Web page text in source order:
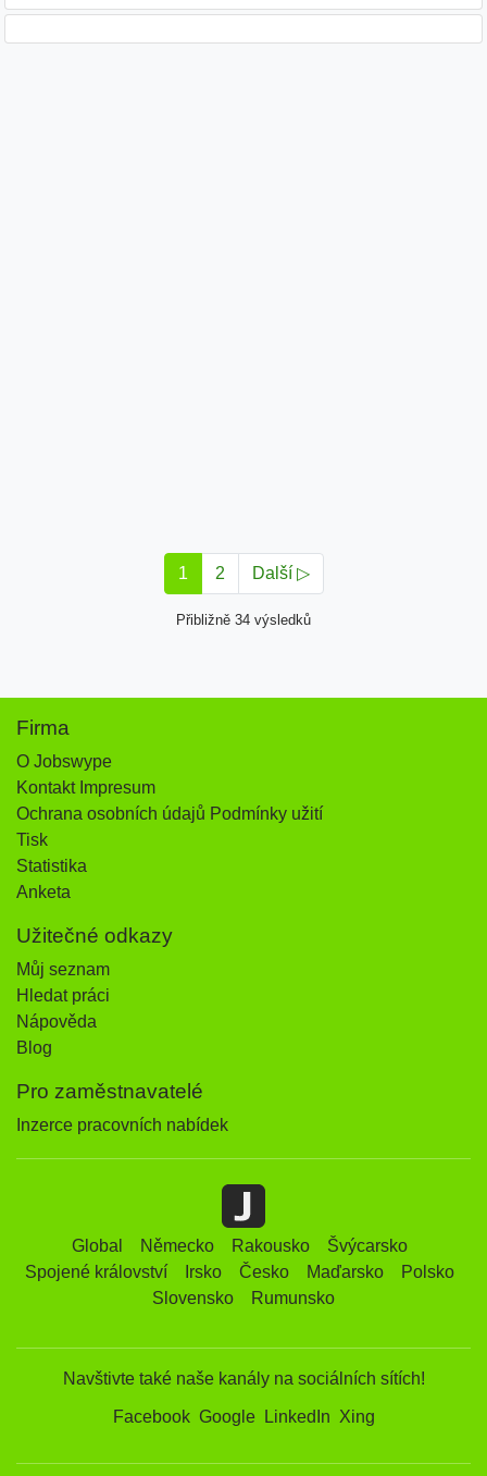
1 2 Další ▷
Přibližně 34 výsledků
Firma
O Jobswype
Kontakt Impresum
Ochrana osobních údajů Podmínky užití
Tisk
Statistika
Anketa
Užitečné odkazy
Můj seznam
Hledat práci
Nápověda
Blog
Pro zaměstnavatelé
Inzerce pracovních nabídek
Global Německo Rakousko
Švýcarsko
Spojené království
Irsko Česko Maďarsko
Polsko
Slovensko
Rumunsko
Navštivte také naše kanály na sociálních sítích!
Facebook Google LinkedIn Xing